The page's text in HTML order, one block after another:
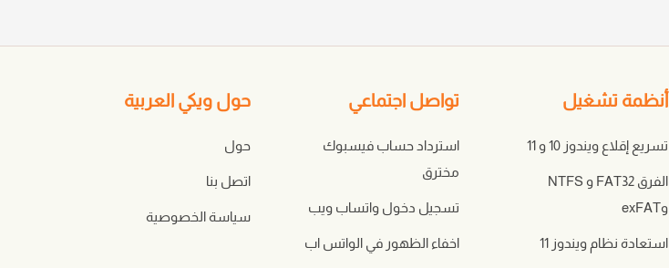
أنظمة تشغيل
تسريع إقلاع ويندوز 10 و 11
الفرق FAT32 و NTFS
وexFAT
استعادة نظام ويندوز 11
تواصل اجتماعي
استرداد حساب فيسبوك
مخترق
تسجيل دخول واتساب ويب
اخفاء الظهور في الواتس اب
حول ويكي العربية
حول
اتصل بنا
سياسة الخصوصية